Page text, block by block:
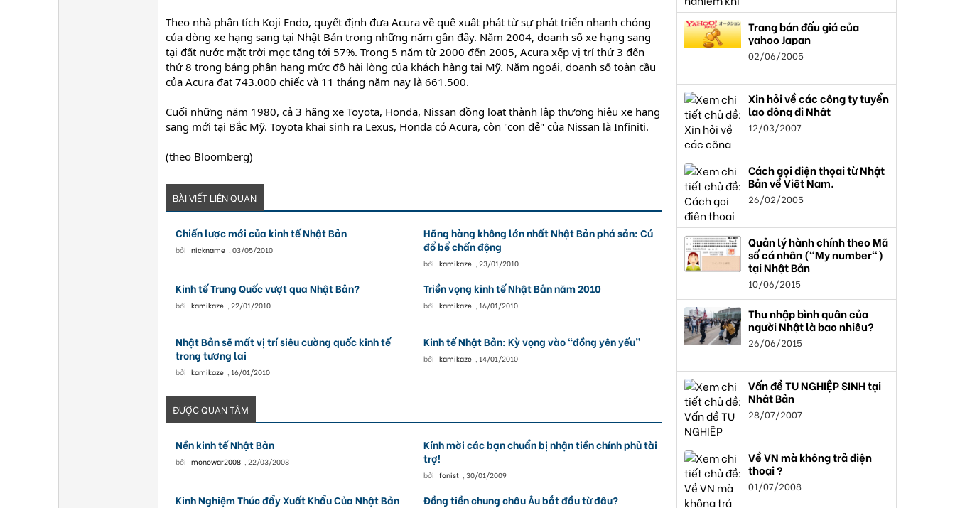
Theo nhà phân tích Koji Endo, quyết định đưa Acura về quê xuất phát từ sự phát triển nhanh chóng
của dòng xe hạng sang tại Nhật Bản trong những năm gần đây. Năm 2004, doanh số xe hạng sang
tại đất nước mặt trời mọc tăng tới 57%. Trong 5 năm từ 2000 đến 2005, Acura xếp vị trí thứ 3 đến
thứ 8 trong bảng phân hạng mức độ hài lòng của khách hàng tại Mỹ. Năm ngoái, doanh số toàn cầu
của Acura đạt 743.000 chiếc và 11 tháng năm nay là 661.500.
Cuối những năm 1980, cả 3 hãng xe Toyota, Honda, Nissan đồng loạt thành lập thương hiệu xe hạng
sang mới tại Bắc Mỹ. Toyota khai sinh ra Lexus, Honda có Acura, còn "con đẻ" của Nissan là Infiniti.
(theo Bloomberg)
BÀI VIẾT LIÊN QUAN
Chiến lược mới của kinh tế Nhật Bản
bởi nickname , 03/05/2010
Hãng hàng không lớn nhất Nhật Bản phá sản: Cú
đổ bể chấn động
bởi kamikaze , 23/01/2010
Kinh tế Trung Quốc vượt qua Nhật Bản?
bởi kamikaze , 22/01/2010
Triền vọng kinh tế Nhật Bản năm 2010
bởi kamikaze , 16/01/2010
Nhật Bản sẽ mất vị trí siêu cường quốc kinh tế
trong tương lai
bởi kamikaze , 16/01/2010
Kinh tế Nhật Bản: Kỳ vọng vào “đồng yên yếu”
bởi kamikaze , 14/01/2010
ĐƯỢC QUAN TÂM
Nền kinh tế Nhật Bản
bởi monowar2008 , 22/03/2008
Kính mời các bạn chuẩn bị nhận tiền chính phủ tài
trợ!
bởi fonist , 30/01/2009
Kinh Nghiệm Thúc đẩy Xuất Khẩu Của Nhật Bản Đồng tiền chung châu Âu bắt đầu từ đâu?
Trang bán đấu giá của
yahoo Japan
02/06/2005
Xin hỏi về các công ty tuyển
lao động đi Nhật
12/03/2007
Cách gọi điện thọai từ Nhật
Bản về Việt Nam.
26/02/2005
Quản lý hành chính theo Mã
số cá nhân ("My number")
tại Nhật Bản
10/06/2015
Thu nhập bình quân của
người Nhật là bao nhiêu?
26/06/2015
Vấn đề TU NGHIỆP SINH tại
Nhật Bản
28/07/2007
Về VN mà không trả điện
thoại ?
01/07/2008